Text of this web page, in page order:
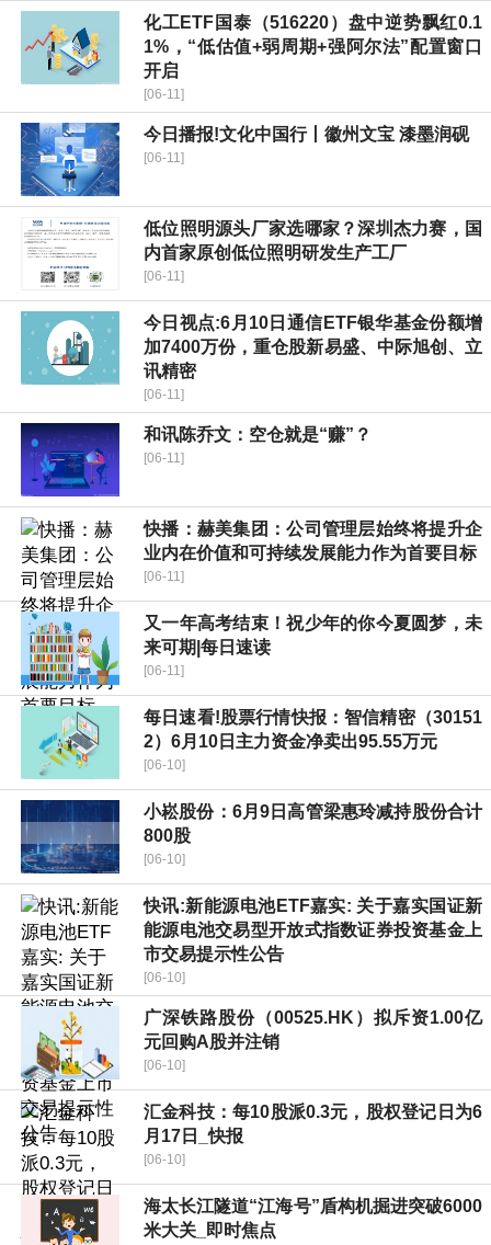
化工ETF国泰（516220）盘中逆势飘红0.1
1%，“低估值+弱周期+强阿尔法”配置窗口
开启
[06-11]
今日播报!文化中国行丨徽州文宝 漆墨润砚
[06-11]
低位照明源头厂家选哪家？深圳杰力赛，国
内首家原创低位照明研发生产工厂
[06-11]
今日视点:6月10日通信ETF银华基金份额增
加7400万份，重仓股新易盛、中际旭创、立
讯精密
[06-11]
和讯陈乔文：空仓就是“赚”？
[06-11]
快播：赫美集团：公司管理层始终将提升企
业内在价值和可持续发展能力作为首要目标
[06-11]
又一年高考结束！祝少年的你今夏圆梦，未
来可期|每日速读
[06-11]
每日速看!股票行情快报：智信精密（30151
2）6月10日主力资金净卖出95.55万元
[06-10]
小崧股份：6月9日高管梁惠玲减持股份合计
800股
[06-10]
快讯:新能源电池ETF嘉实: 关于嘉实国证新
能源电池交易型开放式指数证券投资基金上
市交易提示性公告
[06-10]
广深铁路股份（00525.HK）拟斥资1.00亿
元回购A股并注销
[06-10]
汇金科技：每10股派0.3元，股权登记日为6
月17日_快报
[06-10]
海太长江隧道“江海号”盾构机掘进突破6000
米大关_即时焦点